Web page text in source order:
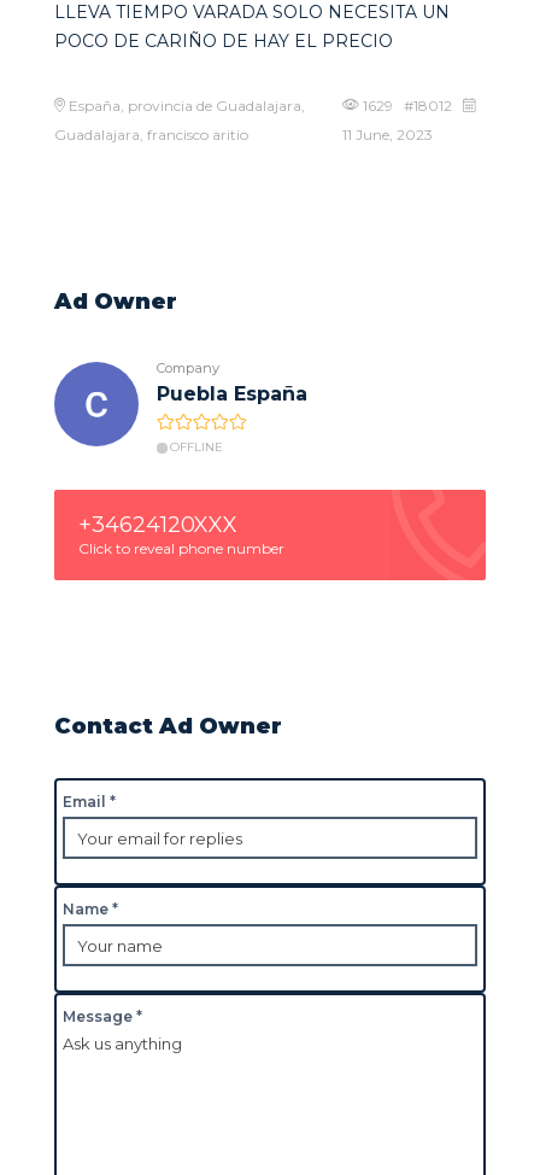
LLEVA TIEMPO VARADA SOLO NECESITA UN
POCO DE CARIÑO DE HAY EL PRECIO
España, provincia de Guadalajara,
Guadalajara, francisco aritio
1629 #18012
11 June, 2023
Ad Owner
Company
Puebla España
OFFLINE
+34624120XXX
Click to reveal phone number
Contact Ad Owner
Email *
Name *
Message *